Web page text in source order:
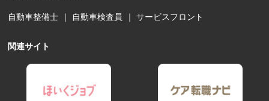
自動車整備士 ｜ 自動車検査員 ｜サービスフロント
関連サイト